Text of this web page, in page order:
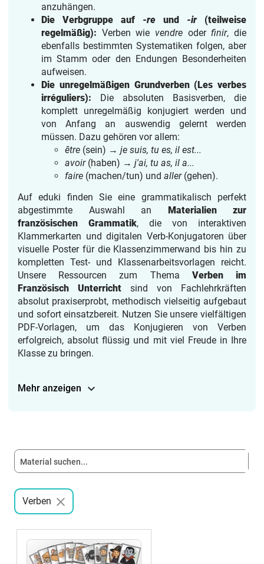
anzuhängen.
Die Verbgruppe auf -re und -ir(teilweise
regelmäßig): Verben wie vendre oderfinir, die
ebenfalls bestimmten Systematiken folgen, aber
im Stamm oder den Endungen Besonderheiten
aufweisen.
Die unregelmäßigen Grundverben (Les verbes
irréguliers): Die absoluten Basisverben, die
komplett unregelmäßig konjugiert werden und
von Anfang an auswendig gelernt werden
müssen. Dazu gehören vor allem:
être (sein) → je suis, tu es, il est...
avoir(haben) → j'ai, tu as, il a...
faire (machen/tun) und aller(gehen).
Auf eduki finden Sie eine grammatikalisch perfekt
abgestimmte Auswahl an Materialien zur
französischen Grammatik, die von interaktiven
Klammerkarten und digitalen Verb-Konjugatoren über
visuelle Poster für die Klassenzimmerwand bis hin zu
kompletten Test- und Klassenarbeitsvorlagen reicht.
Unsere Ressourcen zum Thema Verben im
Französisch Unterricht sind von Fachlehrkräften
absolut praxiserprobt, methodisch vielseitig aufgebaut
und sofort einsatzbereit. Nutzen Sie unsere vielfältigen
PDF-Vorlagen, um das Konjugieren von Verben
erfolgreich, absolut flüssig und mit viel Freude in Ihre
Klasse zu bringen.
Mehr anzeigen
Verben